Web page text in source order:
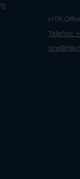
HTK
Telefon: